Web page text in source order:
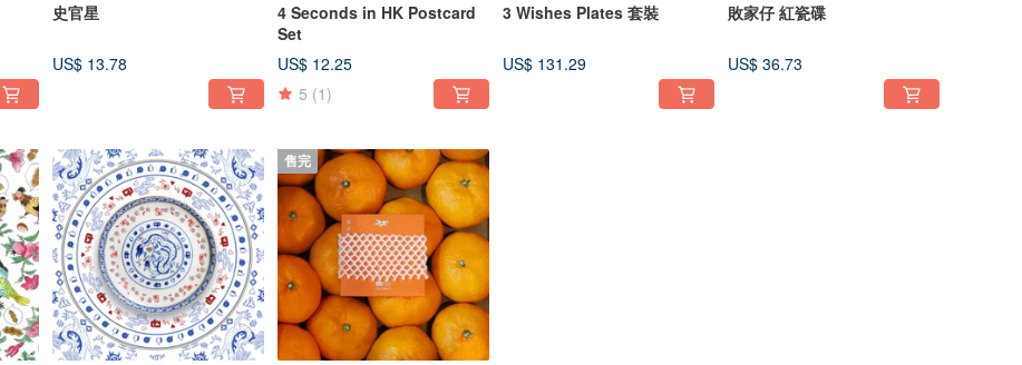
史官星
US$ 13.78
4 Seconds in HK Postcard
Set
US$ 12.25
5 (1)
3 Wishes Plates 套裝
US$ 131.29
敗家仔 紅瓷碟
US$ 36.73
售完